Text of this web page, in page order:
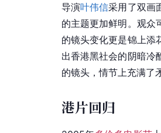
导演叶伟信采用了双画
的主题更加鲜明。观众
的镜头变化更是锦上添
出香港黑社会的阴暗冷
的镜头，情节上充满了
港片回归